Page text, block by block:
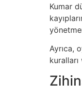
Kumar
Ayrıca,